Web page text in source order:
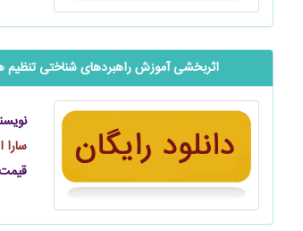
اثربخشی آموزش راهبرد‌های شناختی تنظیم
قیمت :